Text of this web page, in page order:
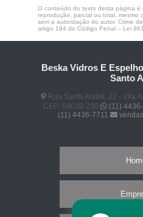
O conteúdo do texto desta página é
reprodução, parcial ou total, mesmo
sem a autorização do autor. Crime
artigo 184 do Código Penal – Lei
Beska Vidros E
Santo
Rua Santo André, 22 - Vila
CEP: 09020-230
(11)
(11) 4436-7711